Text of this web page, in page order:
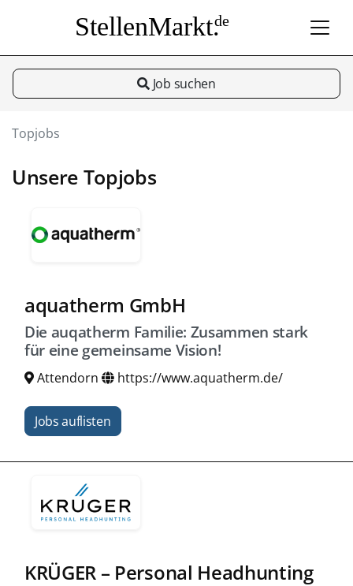
StellenMarkt.de
Job suchen
Topjobs
Unsere Topjobs
aquatherm GmbH
Die auqatherm Familie: Zusammen stark
für eine gemeinsame Vision!
Attendorn https://www.aquatherm.de/
Jobs auflisten
KRÜGER – Personal Headhunting